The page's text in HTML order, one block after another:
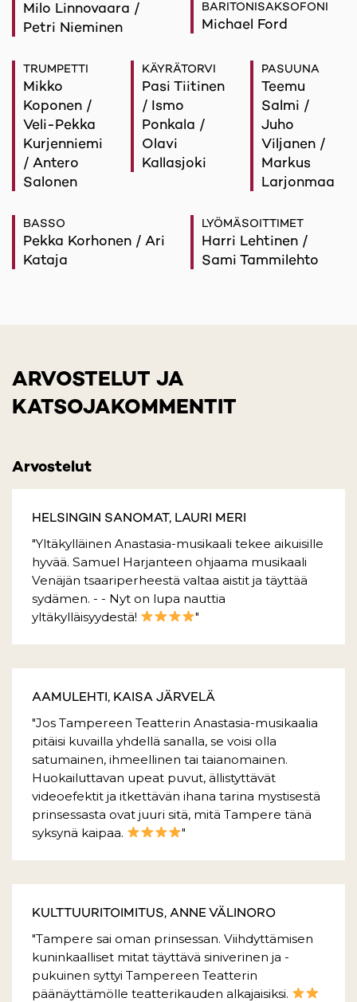
Milo Linnovaara /
Petri Nieminen
BARITONISAKSOFONI
Michael Ford
TRUMPETTI
Mikko
Koponen /
Veli-Pekka
Kurjenniemi
/ Antero
Salonen
KÄYRÄTORVI
Pasi Tiitinen
/ Ismo
Ponkala /
Olavi
Kallasjoki
PASUUNA
Teemu
Salmi /
Juho
Viljanen /
Markus
Larjonmaa
BASSO
Pekka Korhonen / Ari
Kataja
LYÖMÄSOITTIMET
Harri Lehtinen /
Sami Tammilehto
ARVOSTELUT JA
KATSOJAKOMMENTIT
Arvostelut
HELSINGIN SANOMAT, LAURI MERI
"Yltäkylläinen Anastasia-musikaali tekee aikuisille
hyvää. Samuel Harjanteen ohjaama musikaali
Venäjän tsaariperheestä valtaa aistit ja täyttää
sydämen. - - Nyt on lupa nauttia
yltäkylläisyydestä!
"
AAMULEHTI, KAISA JÄRVELÄ
"Jos Tampereen Teatterin Anastasia-musikaalia
pitäisi kuvailla yhdellä sanalla, se voisi olla
satumainen, ihmeellinen tai taianomainen.
Huokailuttavan upeat puvut, ällistyttävät
videoefektit ja itkettävän ihana tarina mystisestä
prinsessasta ovat juuri sitä, mitä Tampere tänä
syksynä kaipaa.
"
KULTTUURITOIMITUS, ANNE VÄLINORO
"Tampere sai oman prinsessan. Viihdyttämisen
kuninkaalliset mitat täyttävä siniverinen ja -
pukuinen syttyi Tampereen Teatterin
päänäyttämölle teatterikauden alkajaisiksi.